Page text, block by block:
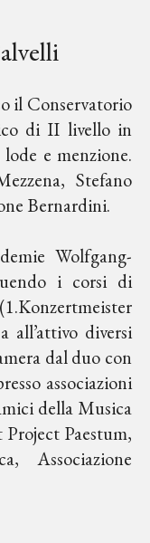
il Conservatorio
di II livello in
e menzione.
Stefano
Bernardini.
Wolfgang-
i corsi di
all’attivo diversi
dal duo con
associazioni
della Musica
Project Paestum,
Associazione